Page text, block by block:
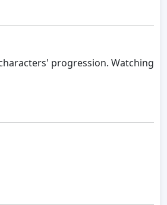
progression. Watching